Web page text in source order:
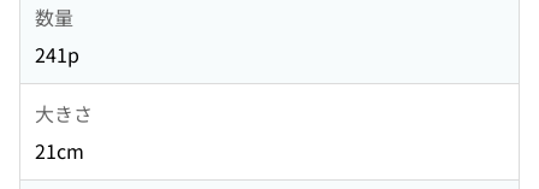
数量
241p
大きさ
21cm